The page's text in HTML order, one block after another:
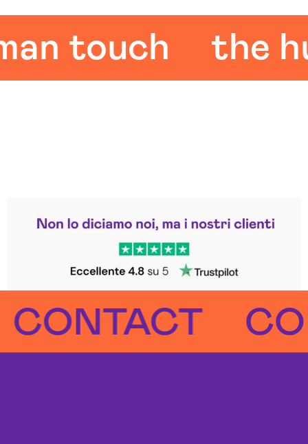
touch the
Trustpilot